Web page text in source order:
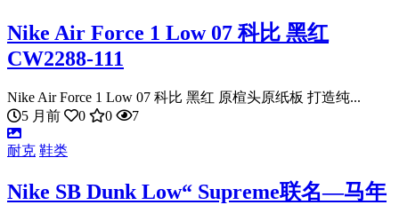
Nike Air Force 1 Low 07 科比 黑红
CW2288-111
Nike Air Force 1 Low 07 科比 黑红 原楦头原纸板 打造纯...
5 月前
0 0 7
耐克 鞋类
Nike SB Dunk Low“ Supreme联名—马年